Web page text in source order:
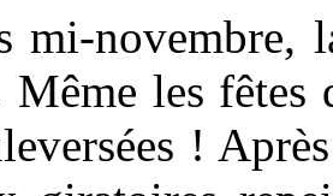
mi-novembre,
les fêtes
!